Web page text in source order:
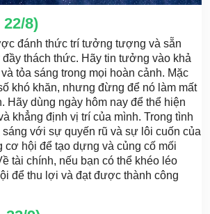
8)
đánh thức trí tưởng tượng và sẵn
thách thức. Hãy tin tưởng vào khả
tỏa sáng trong mọi hoàn cảnh. Mặc
khó khăn, nhưng đừng để nó làm mất
Hãy dùng ngày hôm nay để thể hiện
khẳng định vị trí của mình. Trong tình
sáng với sự quyến rũ và sự lôi cuốn của
cơ hội để tạo dựng và củng cố mối
tài chính, nếu bạn có thể khéo léo
để thu lợi và đạt được thành công